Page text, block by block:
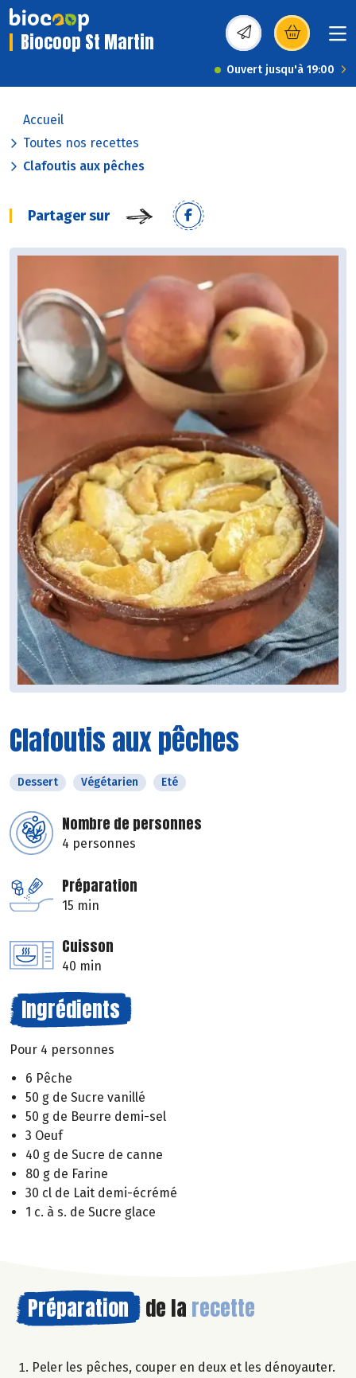
Biocoop St Martin (s’ouvre dans une
Ouvert jusqu'à 19:00
Accueil
Toutes nos recettes
Clafoutis aux pêches
Partager sur
Clafoutis aux pêches
Dessert Végétarien Eté
Nombre de personnes
4 personnes
Préparation
15 min
Cuisson
40 min
Ingrédients
Pour 4 personnes
6 Pêche
50 g de Sucre vanillé
50 g de Beurre demi-sel
3 Oeuf
40 g de Sucre de canne
80 g de Farine
30 cl de Lait demi-écrémé
1 c. à s. de Sucre glace
Préparation de la recette
Peler les pêches, couper en deux et les dénoyauter.